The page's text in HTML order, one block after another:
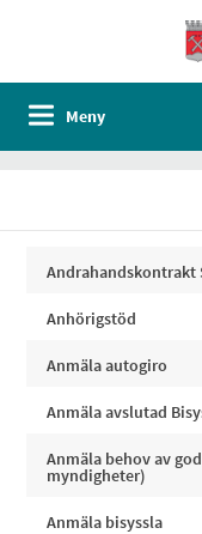
Meny
Andrahandskontrakt
Anhörigstöd
Anmäla autogiro
Anmäla avslutad
Anmäla behov av
myndigheter)
Anmäla bisyssla